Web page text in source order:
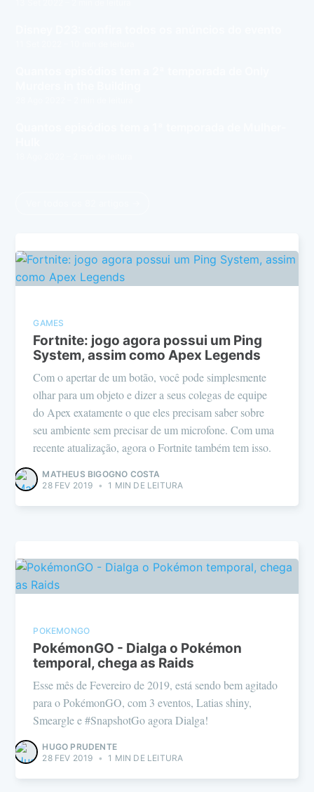
GAMES
Fortnite: jogo agora possui um Ping
System, assim como Apex Legends
Com o apertar de um botão, você pode simplesmente
olhar para um objeto e dizer a seus colegas de equipe
do Apex exatamente o que eles precisam saber sobre
seu ambiente sem precisar de um microfone. Com uma
recente atualização, agora o Fortnite também tem isso.
MATHEUS BIGOGNO COSTA
28 FEV 2019 • 1 MIN DE LEITURA
POKEMONGO
PokémonGO - Dialga o Pokémon
temporal, chega as Raids
Esse mês de Fevereiro de 2019, está sendo bem agitado
para o PokémonGO, com 3 eventos, Latias shiny,
Smeargle e #SnapshotGo agora Dialga!
HUGO PRUDENTE
28 FEV 2019 • 1 MIN DE LEITURA